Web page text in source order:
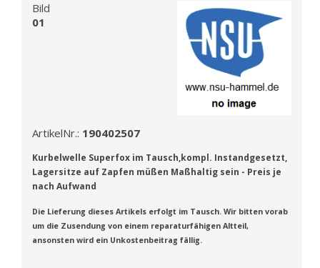
Bild
01
ArtikelNr.: 190402507
Kurbelwelle Superfox im Tausch,kompl. Instandgesetzt,
Lagersitze auf Zapfen müßen Maßhaltig sein - Preis je
nach Aufwand
Die Lieferung dieses Artikels erfolgt im Tausch. Wir bitten vorab
um die Zusendung von einem reparaturfähigen Altteil,
ansonsten wird ein Unkostenbeitrag fällig.